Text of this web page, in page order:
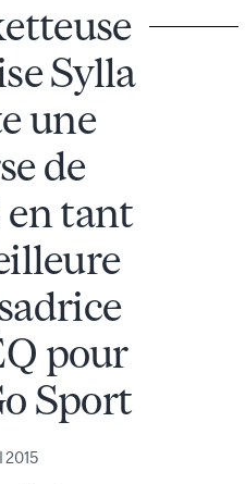
Sylla
une
de
tant
pour
Sport
2015